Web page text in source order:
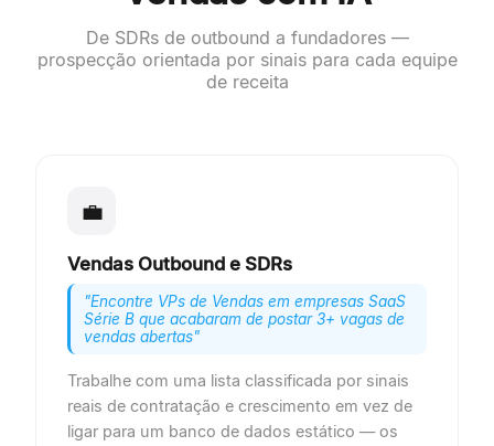
De SDRs de outbound a fundadores —
prospecção orientada por sinais para cada equipe
de receita
💼
Vendas Outbound e SDRs
"Encontre VPs de Vendas em empresas SaaS
Série B que acabaram de postar 3+ vagas de
vendas abertas"
Trabalhe com uma lista classificada por sinais
reais de contratação e crescimento em vez de
ligar para um banco de dados estático — os